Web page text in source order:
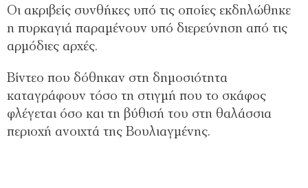
Οι ακριβείς συνθήκες υπό τις οποίες εκδηλώθηκε
η πυρκαγιά παραμένουν υπό διερεύνηση από τις
αρμόδιες αρχές.
Βίντεο που δόθηκαν στη δημοσιότητα
καταγράφουν τόσο τη στιγμή που το σκάφος
φλέγεται όσο και τη βύθισή του στη θαλάσσια
περιοχή ανοιχτά της Βουλιαγμένης.